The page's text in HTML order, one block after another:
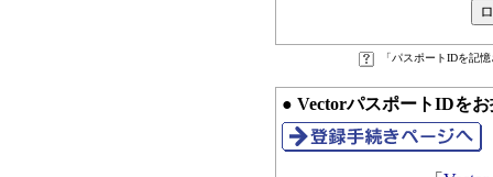
「パスポートIDを記
● VectorパスポートIDを